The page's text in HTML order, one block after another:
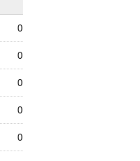
0
0
0
0
0